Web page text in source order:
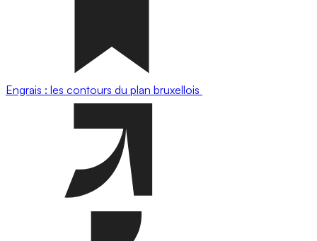
Engrais : les contours du plan bruxellois